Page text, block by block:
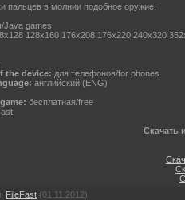
пальцев в молнии подобное оружие.
Java games
128x160 176x208 176x220 240x320
the device: для телефонов/for phones
английский (ENG)
бесплатная/free
Скачать
: FileFast (01.11.2012)